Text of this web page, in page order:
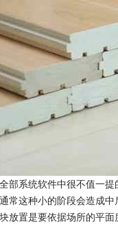
系统软件中很不值一提
常这种小的阶段会造成
放置是要依据场所的平